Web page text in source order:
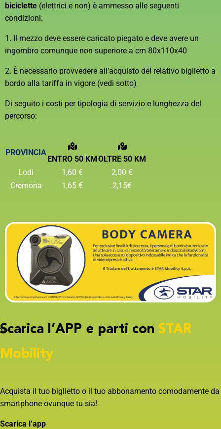
biciclette (elettrici e non) è ammesso alle seguenti
condizioni:
1. Il mezzo deve essere caricato piegato e deve avere un
ingombro comunque non superiore a cm 80x110x40
2. È necessario provvedere all’acquisto del relativo biglietto a
bordo alla tariffa in vigore (vedi sotto)
Di seguito i costi per tipologia di servizio e lunghezza del
percorso:
PROVINCIA
ENTRO 50 KMOLTRE 50 KM
Lodi
1,60 €
2,00 €
Cremona
1,65 € 2,15€
Scarica l’APP e parti con STAR
Mobility
Acquista il tuo biglietto o il tuo abbonamento comodamente da
smartphone ovunque tu sia!
Scarica l’app